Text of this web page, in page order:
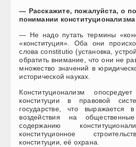
— Расскажите, пожалуйста, о
понимании
— Не надо путать термины
«конституция». Оба они
слова constitutio (установка,
обратить внимание, что они не
множество значений в
исторической науках.
Конституционализм
конституции в правовой
государстве, что выражается
воздействия на
содержанию
конституционное
конституции, её охрана.